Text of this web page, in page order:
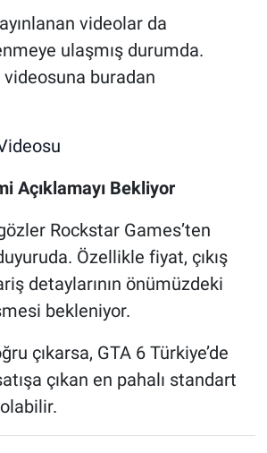
videolar da
ulaşmış durumda.
videosuna buradan
Açıklamayı Bekliyor
Rockstar Games’ten
Özellikle fiyat, çıkış
detaylarının önümüzdeki
bekleniyor.
çıkarsa, GTA 6 Türkiye’de
çıkan en pahalı standart